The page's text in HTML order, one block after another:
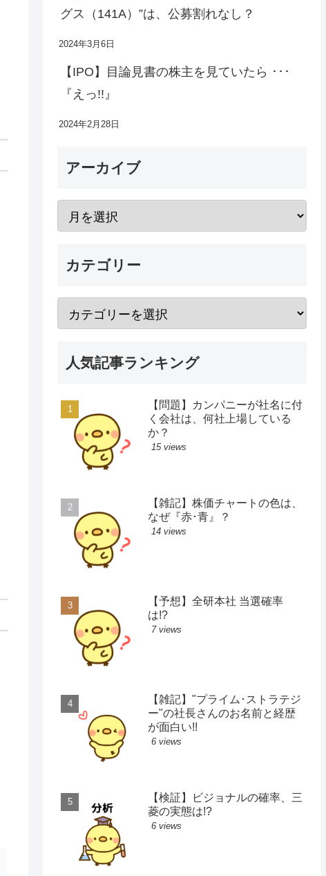
グス（141A）”は、公募割れなし？
2024年3月6日
【IPO】目論見書の株主を見ていたら ･･･
『えっ!!』
2024年2月28日
アーカイブ
カテゴリー
人気記事ランキング
【問題】カンパニーが社名に付
く会社は、何社上場している
か？
15 views
【雑記】株価チャートの色は、
なぜ『赤･青』？
14 views
【予想】全研本社 当選確率
は!?
7 views
【雑記】"プライム･ストラテジ
ー"の社長さんのお名前と経歴
が面白い!!
6 views
【検証】ビジョナルの確率、三
菱の実態は!?
6 views